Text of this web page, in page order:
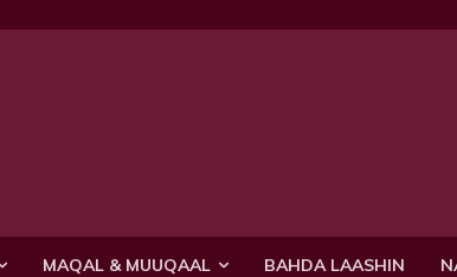
MAQAL & MUUQAAL BAHDA LAASHIN